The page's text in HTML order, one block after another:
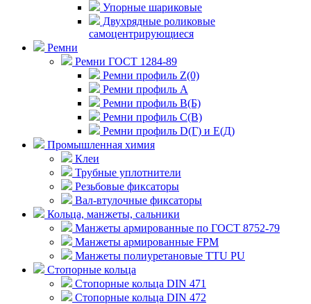
Упорные шариковые
Двухрядные роликовые
самоцентрирующиеся
Ремни
Ремни ГОСТ 1284-89
Ремни профиль Z(0)
Ремни профиль А
Ремни профиль В(Б)
Ремни профиль С(В)
Ремни профиль D(Г) и E(Д)
Промышленная химия
Клеи
Трубные уплотнители
Резьбовые фиксаторы
Вал-втулочные фиксаторы
Кольца, манжеты, сальники
Манжеты армированные по ГОСТ 8752-79
Манжеты армированные FPM
Манжеты полиуретановые TTU PU
Стопорные кольца
Стопорные кольца DIN 471
Стопорные кольца DIN 472